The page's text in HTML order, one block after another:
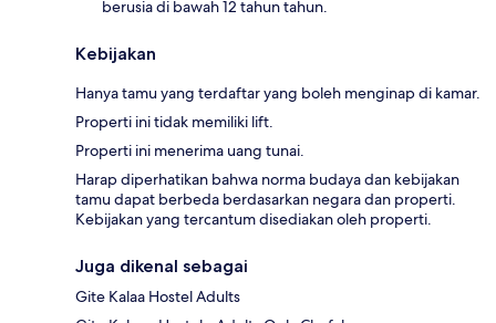
berusia di bawah 12 tahun tahun.
Kebijakan
Hanya tamu yang terdaftar yang boleh menginap di kamar.
Properti ini tidak memiliki lift.
Properti ini menerima uang tunai.
Harap diperhatikan bahwa norma budaya dan kebijakan
tamu dapat berbeda berdasarkan negara dan properti.
Kebijakan yang tercantum disediakan oleh properti.
Juga dikenal sebagai
Gite Kalaa Hostel Adults